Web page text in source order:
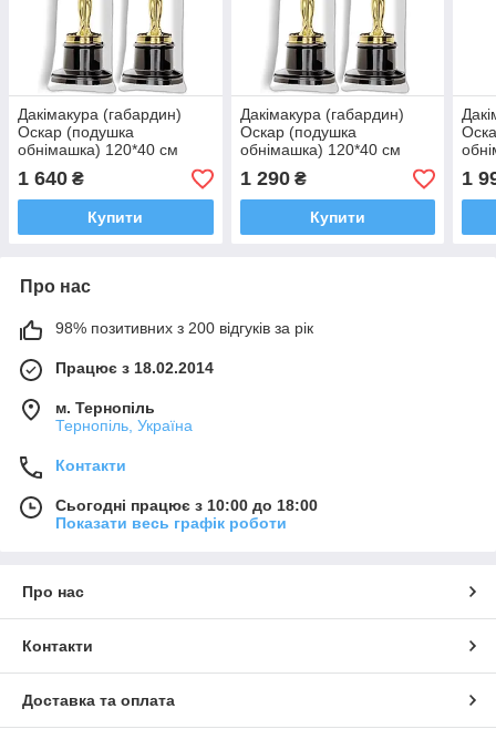
Дакімакура (габардин)
Оскар (подушка
обнімашка) 120*40 см
Габардин, 50*150
1 640 ₴
Купити
Дакімакура (габардин)
Оскар (подушка
обнімашка) 120*40 см
1 290₴
Купити
1
Про нас
98% позитивних з 200 відгуків за рік
Працює з 18.02.2014
м. Тернопіль
Тернопіль, Україна
Контакти
Сьогодні працює з 10:00 до 18:00
Показати весь графік роботи
Про нас
Контакти
Доставка та оплата